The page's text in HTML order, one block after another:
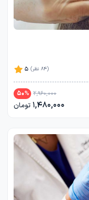
5
(84 نظر)
2,960,000
50%
1,480,000تومان